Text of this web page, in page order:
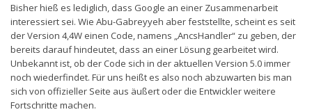
Bisher hieß es lediglich, dass Google an einer Zusammenarbeit
interessiert sei. Wie Abu-Gabreyyeh aber feststellte, scheint es seit
der Version 4,4W einen Code, namens „AncsHandler“ zu geben, der
bereits darauf hindeutet, dass an einer Lösung gearbeitet wird.
Unbekannt ist, ob der Code sich in der aktuellen Version 5.0 immer
noch wiederfindet. Für uns heißt es also noch abzuwarten bis man
sich von offizieller Seite aus äußert oder die Entwickler weitere
Fortschritte machen.